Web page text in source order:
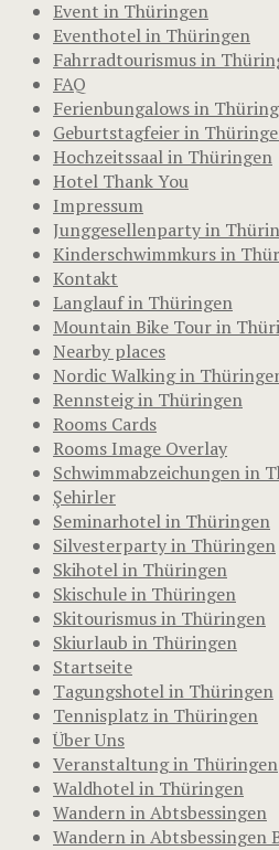
Event in Thüringen
Eventhotel in Thüringen
Fahrradtourismus in
FAQ
Ferienbungalows in
Geburtstagfeier in
Hochzeitssaal in Thüringen
Hotel Thank You
Impressum
Junggesellenparty in
Kinderschwimmkurs in
Kontakt
Langlauf in Thüringen
Mountain Bike Tour in
Nearby places
Nordic Walking in
Rennsteig in Thüringen
Rooms Cards
Rooms Image Overlay
Schwimmabzeichungen in
Şehirler
Seminarhotel in Thüringen
Silvesterparty in Thüringen
Skihotel in Thüringen
Skischule in Thüringen
Skitourismus in Thüringen
Skiurlaub in Thüringen
Startseite
Tagungshotel in Thüringen
Tennisplatz in Thüringen
Über Uns
Veranstaltung in Thüringen
Waldhotel in Thüringen
Wandern in Abtsbessingen
Wandern in Abtsbessingen